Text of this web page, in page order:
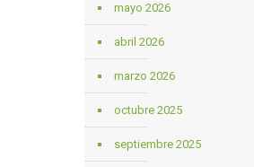
mayo 2026
abril 2026
marzo 2026
octubre 2025
septiembre 2025